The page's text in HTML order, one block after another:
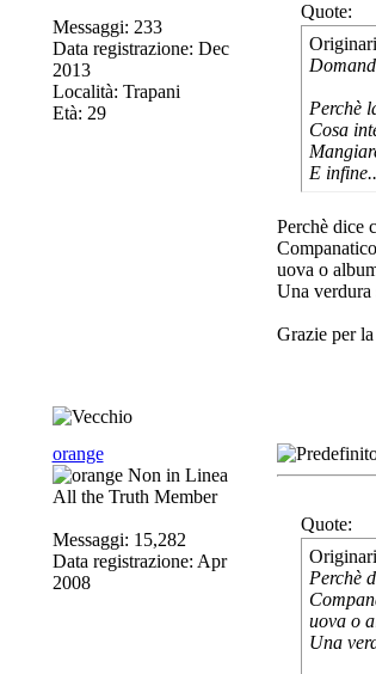
Messaggi: 233
Data registrazione: Dec
2013
Località: Trapani
Età: 29
Quote:
Perchè
Cosa
E
Perchè dice
uova o
Una verdura
Grazie per
orange
All the Truth Member
Messaggi: 15,282
Data registrazione: Apr
2008
Quote:
Perchè
uova o
Una